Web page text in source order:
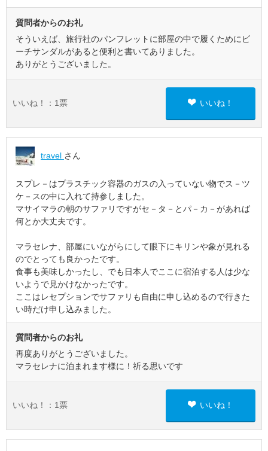
質問者からのお礼
そういえば、旅行社のパンフレットに部屋の中で履くためにビ
ーチサンダルがあると便利と書いてありました。
ありがとうございました。
いいね！： 1 票 いいね！
travel さん
スプレ－はプラスチック容器のガスの入っていない物でス－ツ
ケ－スの中に入れて持参しました。
マサイマラの朝のサファリですがセ－タ－とパ－カ－があれば
何とか大丈夫です。
マラセレナ、部屋にいながらにして眼下にキリンや象が見れる
のでとっても良かったです。
食事も美味しかったし、でも日本人でここに宿泊する人は少な
いようで見かけなかったです。
ここはレセプションでサファリも自由に申し込めるので行きた
い時だけ申し込みました。
質問者からのお礼
再度ありがとうございました。
マラセレナに泊まれます様に！祈る思いです
いいね！： 1 票 いいね！